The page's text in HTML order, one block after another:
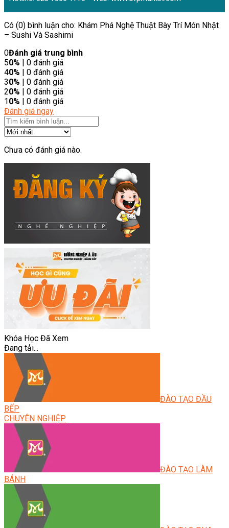
Có (0) bình luận cho: Khám Phá Nghệ Thuật Bày Trí Món Nhật
– Sushi Và Sashimi
0Đánh giá trung bình
50% | 0 đánh giá
40% | 0 đánh giá
30% | 0 đánh giá
20% | 0 đánh giá
10% | 0 đánh giá
Đánh giá ngay
Chưa có đánh giá nào.
Khóa Học Đã Xem
Đang tải...
ĐÀO TẠO ĐẦU
BẾP
CHUYÊN NGHIỆP
ĐÀO TẠO LÀM
BÁNH